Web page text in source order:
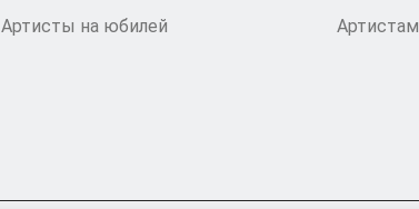
Артисты на юбилей
Артистам